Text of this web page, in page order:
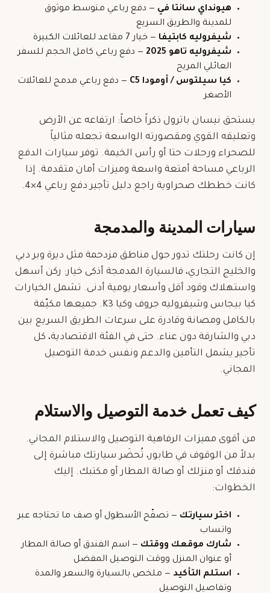
هيونداي سانتا في — دفع رباعي متوسط موثوق
للمدينة والطريق السريع
شيفروليه كابتيفا — خيار 7 مقاعد للعائلات الكبيرة
شيفروليه تاهو 2025
— دفع رباعي كامل الحجم للسفر
العائلي المريح
كيا سيلتوس / أومودا C5
— دفع رباعي مدمج للعائلات
الأصغر
يستحق نيسان باترول ذكراً خاصاً: ارتفاعه عن الأرض
وتعليقه القوي ومقصورته الواسعة تجعله مثالياً
للصحراء ورحلات حتا أو رأس الخيمة. توفر سيارات الدفع
الرباعي مساحة أمتعة واسعة وميزات أمان متقدمة. إذا
كانت خططك صحراوية راجع دليل تأجير دفع رباعي 4×4 .
سيارات المدينة والمدمجة
إن كانت رحلتك تدور حول مناطق مزدحمة مثل ديرة وبر دبي
والخليج التجاري، فالسيارة المدمجة أذكى خيار: ركن أسهل
واستهلاك وقود أقل وأسعار يومية أدنى. تشمل الخيارات
كيا بيجاس وشيفروليه جروف وكيا K3. جميعها مكيّفة
بالكامل ومصانة وقادرة على سرعات الطريق السريع بين
دبي والشارقة دون عناء. حتى في الفئة الاقتصادية، كل
تأجير يشمل التأمين والدعم ونفس خدمة التوصيل
المجاني.
كيف تعمل خدمة التوصيل والاستلام
من أقوى مميزات الرفاهية التوصيل والاستلام المجاني.
بدلاً من الوقوف في طابور، تُحضَر سيارتك مباشرة إلى
فندقك أو منزلك أو صالة المطار أو مكتبك. إليك
الخطوات:
اختر سيارتك — تصفّح الأسطول أو صف ما تحتاجه عبر
واتساب
شارك موقعك ووقتك — اسم الفندق أو صالة المطار
أو عنوان المنزل ووقت التوصيل المفضل
استلم التأكيد — ملخص بالسيارة والسعر والمدة
وتفاصيل التوصيل